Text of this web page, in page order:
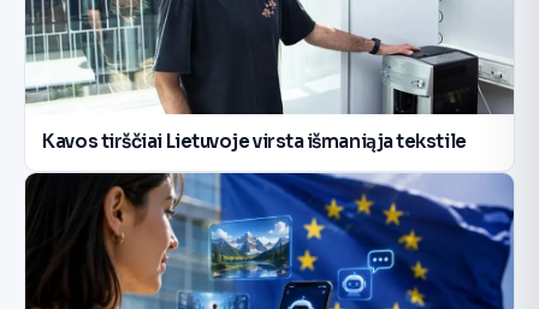
Kavos tirščiai Lietuvoje virsta išmaniąja tekstile